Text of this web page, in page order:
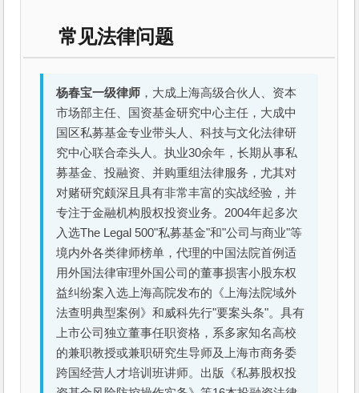
常见法律问题
杨春宝一级律师 ，大成上海高级合伙人、资本
市场部主任、国资基金研究中心主任，大成中
国区私募基金专业带头人、科技与文化法律研
究中心联合牵头人。执业30余年，长期从事私
募基金、投融资、并购重组法律服务，尤其对
对赌研究颇深且具有非常丰富的实战经验，并
专注于金融机构股权投资业务。2004年起多次
入选The Legal 500"私募基金"和"公司与商业"等
境内外各类律师榜单，代理的中国法院首例适
用外国法律审理外国公司的董事损害小股东权
益纠纷案入选上海高院发布的《上海法院域外
法查明典型案例》和威科先行"要案头条"。具有
上市公司独立董事任职资格，系多家知名高校
的兼职教授或兼职研究生导师及上海市商务委
跨国经营人才培训班讲师。出版《私募股权投